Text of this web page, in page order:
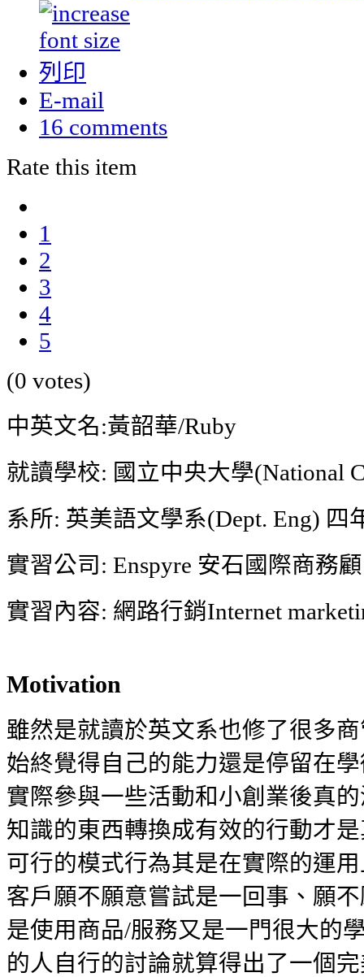
列印
E-mail
16 comments
Rate this item
1
2
3
4
5
(0 votes)
中英文名:黃韶華/Ruby
就讀學校: 國立中央大學(National
系所: 英美語文學系(Dept. Eng) 四
實習公司: Enspyre 安石國際商務
實習內容: 網路行銷Internet
Motivation
雖然是就讀於英文系也修了很多
始終覺得自己的能力還是停留在
實際參與一些活動和小創業後真
知識的東西轉換成有效的行動才
可行的模式行為其是在實際的運
客戶願不願意嘗試是一回事、願
是使用商品/服務又是一門很大的
的人自行的討論就算得出了一個